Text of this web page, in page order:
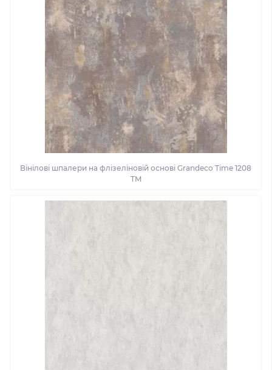
Вінілові шпалери на флізеліновій основі Grandeco Time 1208
TM